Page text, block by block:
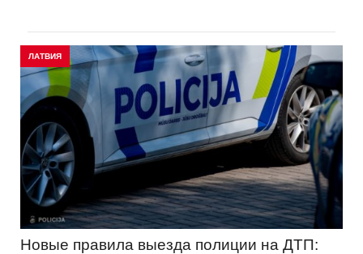
ЛАТВИЯ
Новые правила выезда полиции на ДТП: